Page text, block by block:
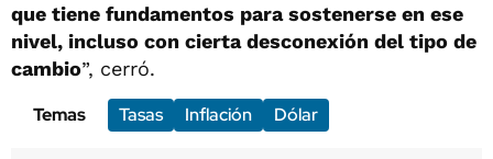
que tiene fundamentos para sostenerse en ese
nivel, incluso con cierta desconexión del tipo de
cambio”, cerró.
Temas
Tasas Inflación Dólar